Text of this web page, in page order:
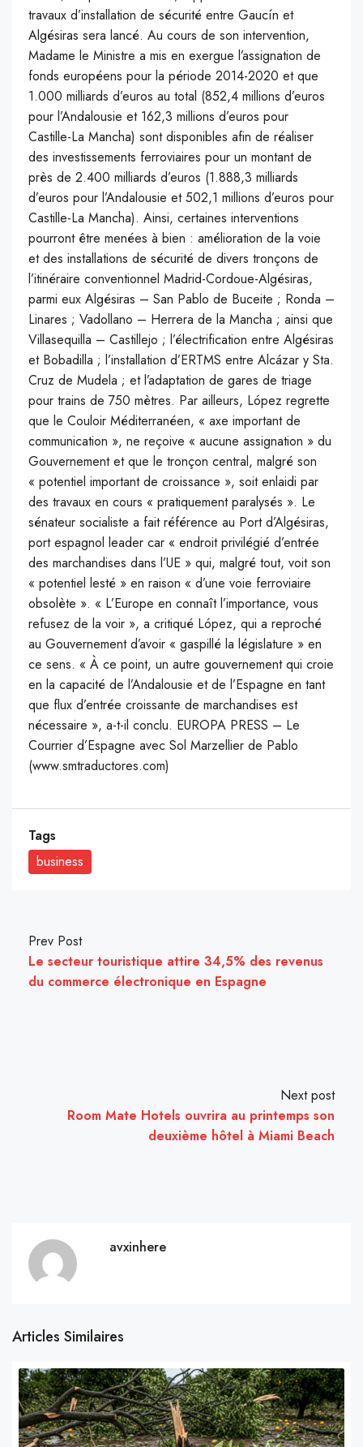
travaux d’installation de sécurité entre Gaucín et
Algésiras sera lancé. Au cours de son intervention,
Madame le Ministre a mis en exergue l’assignation de
fonds européens pour la période 2014-2020 et que
1.000 milliards d’euros au total (852,4 millions d’euros
pour l’Andalousie et 162,3 millions d’euros pour
Castille-La Mancha) sont disponibles afin de réaliser
des investissements ferroviaires pour un montant de
près de 2.400 milliards d’euros (1.888,3 milliards
d’euros pour l’Andalousie et 502,1 millions d’euros pour
Castille-La Mancha). Ainsi, certaines interventions
pourront être menées à bien : amélioration de la voie
et des installations de sécurité de divers tronçons de
l’itinéraire conventionnel Madrid-Cordoue-Algésiras,
parmi eux Algésiras – San Pablo de Buceite ; Ronda –
Linares ; Vadollano – Herrera de la Mancha ; ainsi que
Villasequilla – Castillejo ; l’électrification entre Algésiras
et Bobadilla ; l’installation d’ERTMS entre Alcázar y Sta.
Cruz de Mudela ; et l’adaptation de gares de triage
pour trains de 750 mètres. Par ailleurs, López regrette
que le Couloir Méditerranéen, « axe important de
communication », ne reçoive « aucune assignation » du
Gouvernement et que le tronçon central, malgré son
« potentiel important de croissance », soit enlaidi par
des travaux en cours « pratiquement paralysés ». Le
sénateur socialiste a fait référence au Port d’Algésiras,
port espagnol leader car « endroit privilégié d’entrée
des marchandises dans l’UE » qui, malgré tout, voit son
« potentiel lesté » en raison « d’une voie ferroviaire
obsolète ». « L’Europe en connaît l’importance, vous
refusez de la voir », a critiqué López, qui a reproché
au Gouvernement d’avoir « gaspillé la législature » en
ce sens. « À ce point, un autre gouvernement qui croie
en la capacité de l’Andalousie et de l’Espagne en tant
que flux d’entrée croissante de marchandises est
nécessaire », a-t-il conclu. EUROPA PRESS – Le
Courrier d’Espagne avec Sol Marzellier de Pablo
(www.smtraductores.com)
Tags
business
Prev Post
Le secteur touristique attire 34,5% des revenus
du commerce électronique en Espagne
Next post
Room Mate Hotels ouvrira au printemps son
deuxième hôtel à Miami Beach
avxinhere
Articles Similaires